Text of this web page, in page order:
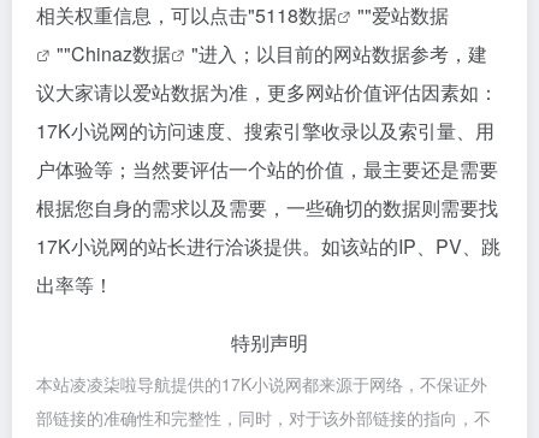
相关权重信息，可以点击"5118数据 ""爱站数据
""Chinaz数据
"进入；以目前的网站数据参考，建
议大家请以爱站数据为准，更多网站价值评估因素如：
17K小说网的访问速度、搜索引擎收录以及索引量、用
户体验等；当然要评估一个站的价值，最主要还是需要
根据您自身的需求以及需要，一些确切的数据则需要找
17K小说网的站长进行洽谈提供。如该站的IP、PV、跳
出率等！
特别声明
本站凌凌柒啦导航提供的17K小说网都来源于网络，不保证外
部链接的准确性和完整性，同时，对于该外部链接的指向，不